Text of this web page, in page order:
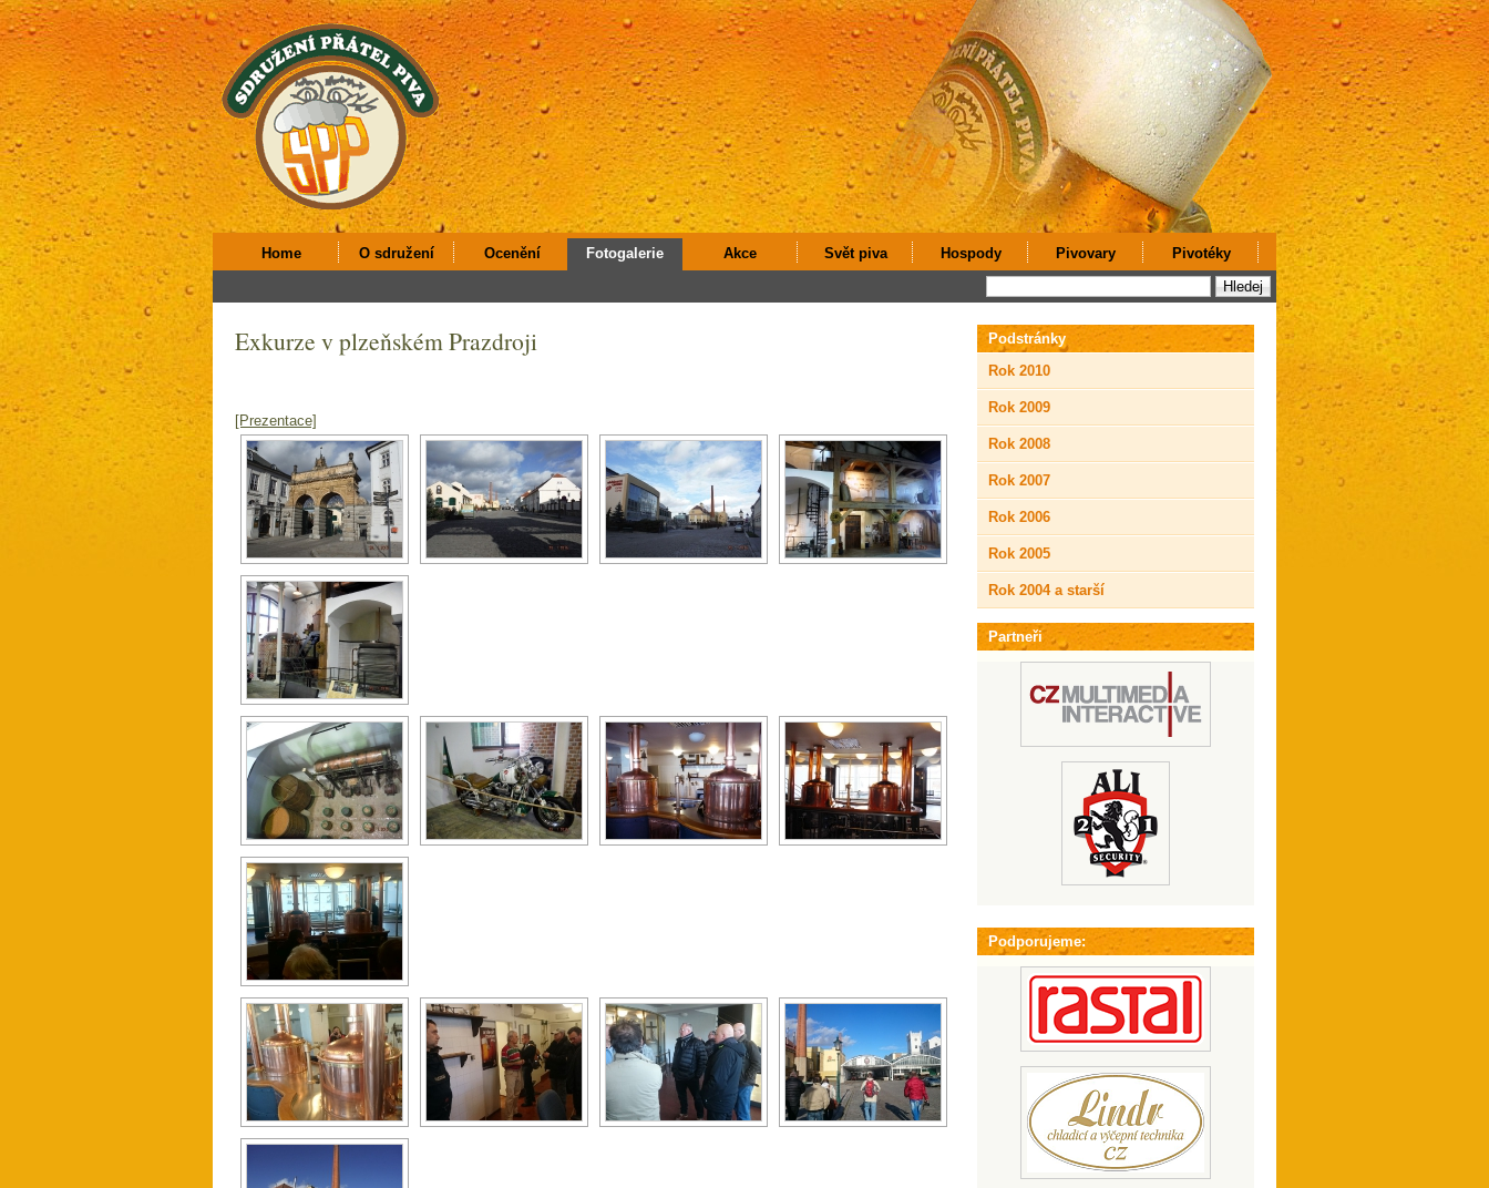
Home O sdružení Ocenění Fotogalerie Akce Svět piva Hospody Pivovary Pivotéky
Exkurze v plzeňském Prazdroji
[Prezentace]
Podstránky
Rok 2010
Rok 2009
Rok 2008
Rok 2007
Rok 2006
Rok 2005
Rok 2004 a starší
Partneři
Podporujeme: